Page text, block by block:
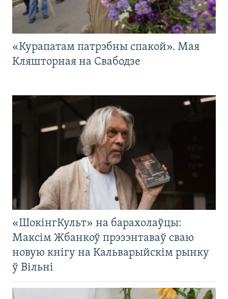
«Курапатам патрэбны спакой». Мая
Кляшторная на Свабодзе
«ШокінгКульт» на барахолаўцы:
Максім Жбанкоў прэзэнтаваў сваю
новую кнігу на Кальварыйскім рынку
ў Вільні